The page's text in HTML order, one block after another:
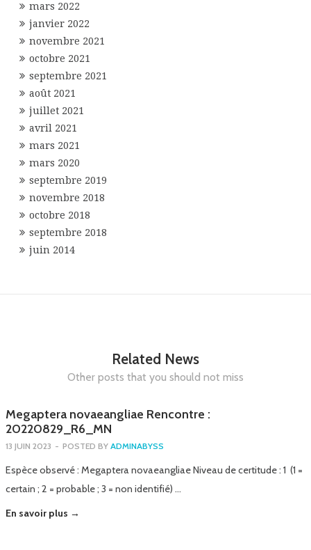
mars 2022
janvier 2022
novembre 2021
octobre 2021
septembre 2021
août 2021
juillet 2021
avril 2021
mars 2021
mars 2020
septembre 2019
novembre 2018
octobre 2018
septembre 2018
juin 2014
Related News
Other posts that you should not miss
Megaptera novaeangliae Rencontre :
20220829_R6_MN
13 JUIN 2023 - POSTED BY ADMINABYSS
Espèce observé : Megaptera novaeangliae Niveau de certitude : 1 (1 =
certain ; 2 = probable ; 3 = non identifié) …
En savoir plus →